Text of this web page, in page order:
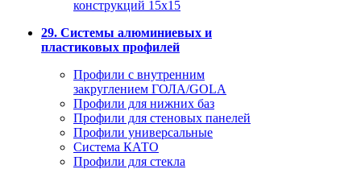
конструкций 15х15
29. Системы алюминиевых и
пластиковых профилей
Профили с внутренним
закруглением ГОЛА/GOLA
Профили для нижних баз
Профили для стеновых панелей
Профили универсальные
Система КАТО
Профили для стекла